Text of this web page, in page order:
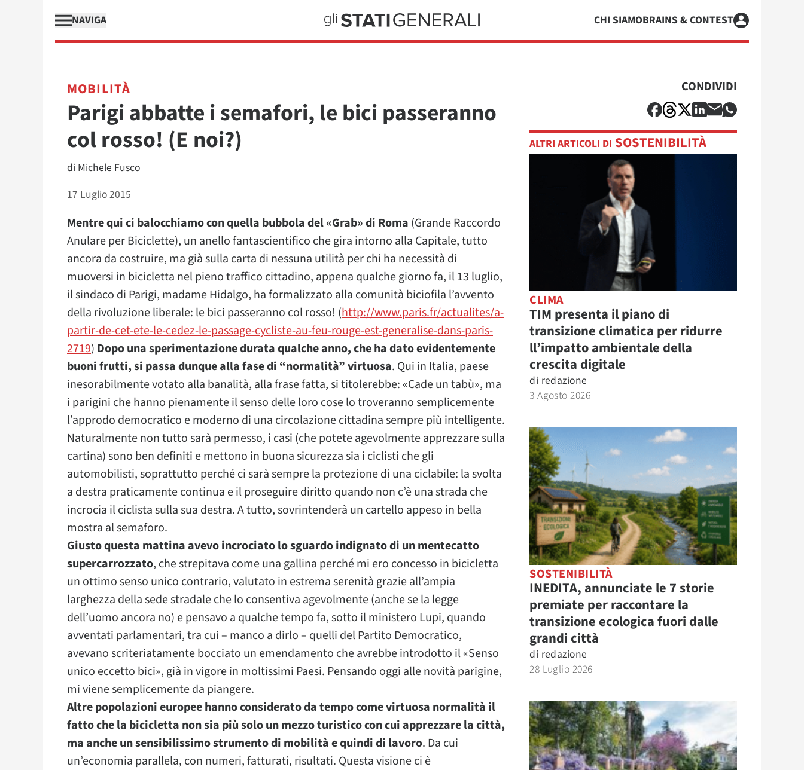
NAVIGA CHI SIAMOBRAINS & CONTEST
MOBILITÀ
Parigi abbatte i semafori, le bici passeranno
col rosso! (E noi?)
di Michele Fusco
17 Luglio 2015
Mentre qui ci balocchiamo con quella bubbola del «Grab» di Roma (Grande Raccordo
Anulare per Biciclette), un anello fantascientifico che gira intorno alla Capitale, tutto
ancora da costruire, ma già sulla carta di nessuna utilità per chi ha necessità di
muoversi in bicicletta nel pieno traffico cittadino, appena qualche giorno fa, il 13 luglio,
il sindaco di Parigi, madame Hidalgo, ha formalizzato alla comunità biciofila l’avvento
della rivoluzione liberale: le bici passeranno col rosso! (http://www.paris.fr/actualites/a-
partir-de-cet-ete-le-cedez-le-passage-cycliste-au-feu-rouge-est-generalise-dans-paris-
2719) Dopo una sperimentazione durata qualche anno, che ha dato evidentemente
buoni frutti, si passa dunque alla fase di “normalità” virtuosa. Qui in Italia, paese
inesorabilmente votato alla banalità, alla frase fatta, si titolerebbe: «Cade un tabù», ma
i parigini che hanno pienamente il senso delle loro cose lo troveranno semplicemente
l’approdo democratico e moderno di una circolazione cittadina sempre più intelligente.
Naturalmente non tutto sarà permesso, i casi (che potete agevolmente apprezzare sulla
cartina) sono ben definiti e mettono in buona sicurezza sia i ciclisti che gli
automobilisti, soprattutto perché ci sarà sempre la protezione di una ciclabile: la svolta
a destra praticamente continua e il proseguire diritto quando non c’è una strada che
incrocia il ciclista sulla sua destra. A tutto, sovrintenderà un cartello appeso in bella
mostra al semaforo.
Giusto questa mattina avevo incrociato lo sguardo indignato di un mentecatto
supercarrozzato, che strepitava come una gallina perché mi ero concesso in bicicletta
un ottimo senso unico contrario, valutato in estrema serenità grazie all’ampia
larghezza della sede stradale che lo consentiva agevolmente (anche se la legge
dell’uomo ancora no) e pensavo a qualche tempo fa, sotto il ministero Lupi, quando
avventati parlamentari, tra cui – manco a dirlo – quelli del Partito Democratico,
avevano scriteriatamente bocciato un emendamento che avrebbe introdotto il «Senso
unico eccetto bici», già in vigore in moltissimi Paesi. Pensando oggi alle novità parigine,
mi viene semplicemente da piangere.
Altre popolazioni europee hanno considerato da tempo come virtuosa normalità il
fatto che la bicicletta non sia più solo un mezzo turistico con cui apprezzare la città,
ma anche un sensibilissimo strumento di mobilità e quindi di lavoro. Da cui
un’economia parallela, con numeri, fatturati, risultati. Questa visione ci è
CONDIVIDI
ALTRI ARTICOLI DI SOSTENIBILITÀ
CLIMA
TIM presenta il piano di
transizione climatica per ridurre
ll’impatto ambientale della
crescita digitale
di redazione
3 Agosto 2026
SOSTENIBILITÀ
INEDITA, annunciate le 7 storie
premiate per raccontare la
transizione ecologica fuori dalle
grandi città
di redazione
28 Luglio 2026